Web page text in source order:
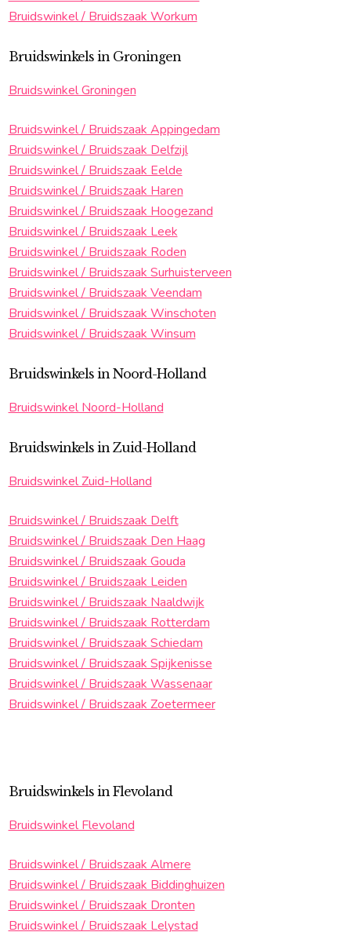
Bruidswinkel / Bruidszaak Workum
Bruidswinkels in Groningen
Bruidswinkel Groningen
Bruidswinkel / Bruidszaak Appingedam
Bruidswinkel / Bruidszaak Delfzijl
Bruidswinkel / Bruidszaak Eelde
Bruidswinkel / Bruidszaak Haren
Bruidswinkel / Bruidszaak Hoogezand
Bruidswinkel / Bruidszaak Leek
Bruidswinkel / Bruidszaak Roden
Bruidswinkel / Bruidszaak Surhuisterveen
Bruidswinkel / Bruidszaak Veendam
Bruidswinkel / Bruidszaak Winschoten
Bruidswinkel / Bruidszaak Winsum
Bruidswinkels in Noord-Holland
Bruidswinkel Noord-Holland
Bruidswinkels in Zuid-Holland
Bruidswinkel Zuid-Holland
Bruidswinkel / Bruidszaak Delft
Bruidswinkel / Bruidszaak Den Haag
Bruidswinkel / Bruidszaak Gouda
Bruidswinkel / Bruidszaak Leiden
Bruidswinkel / Bruidszaak Naaldwijk
Bruidswinkel / Bruidszaak Rotterdam
Bruidswinkel / Bruidszaak Schiedam
Bruidswinkel / Bruidszaak Spijkenisse
Bruidswinkel / Bruidszaak Wassenaar
Bruidswinkel / Bruidszaak Zoetermeer
Bruidswinkels in Flevoland
Bruidswinkel Flevoland
Bruidswinkel / Bruidszaak Almere
Bruidswinkel / Bruidszaak Biddinghuizen
Bruidswinkel / Bruidszaak Dronten
Bruidswinkel / Bruidszaak Lelystad